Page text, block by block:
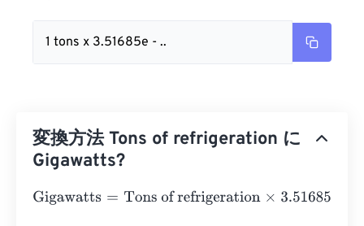
1 tons x 3.51685e - ..
変換方法 Tons of refrigeration に
Gigawatts?
Gigawatts=Tons of refrigeration×3.51685e -6